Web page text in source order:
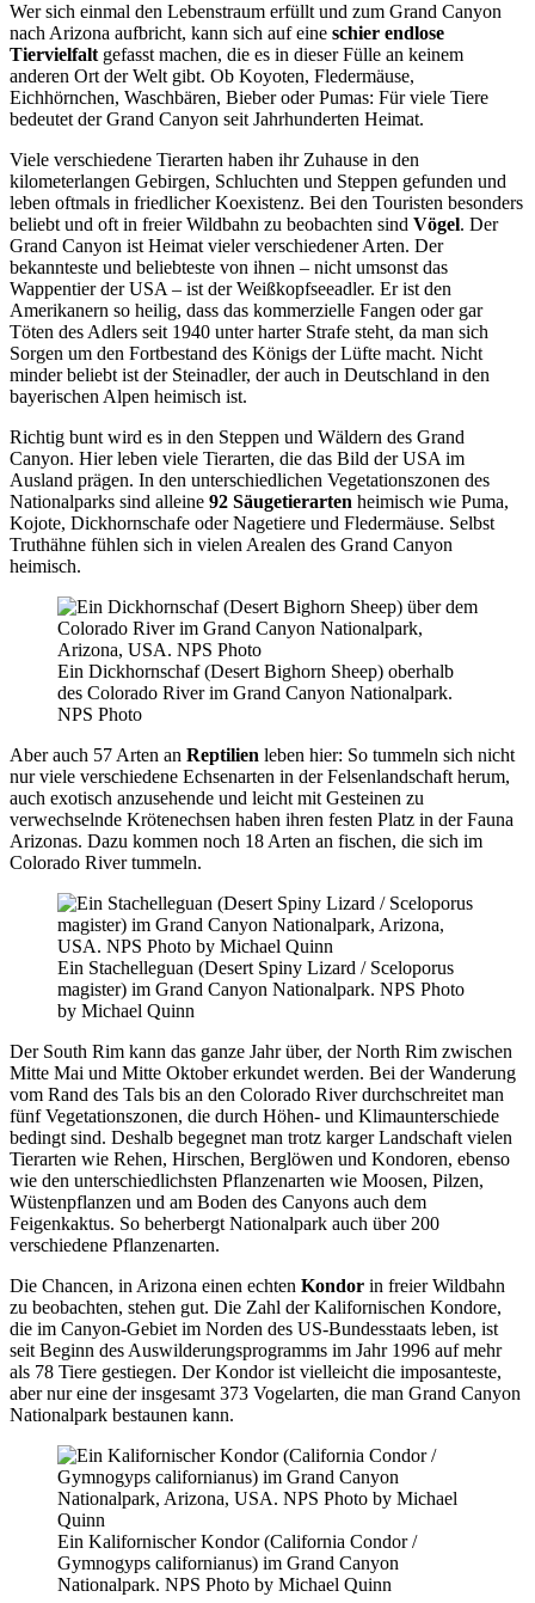
Wer sich einmal den Lebenstraum erfüllt und zum Grand Canyon
nach Arizona aufbricht, kann sich auf eine schier endlose
Tiervielfalt gefasst machen, die es in dieser Fülle an keinem
anderen Ort der Welt gibt. Ob Koyoten, Fledermäuse,
Eichhörnchen, Waschbären, Bieber oder Pumas: Für viele Tiere
bedeutet der Grand Canyon seit Jahrhunderten Heimat.
Viele verschiedene Tierarten haben ihr Zuhause in den
kilometerlangen Gebirgen, Schluchten und Steppen gefunden und
leben oftmals in friedlicher Koexistenz. Bei den Touristen besonders
beliebt und oft in freier Wildbahn zu beobachten sind Vögel. Der
Grand Canyon ist Heimat vieler verschiedener Arten. Der
bekannteste und beliebteste von ihnen – nicht umsonst das
Wappentier der USA – ist der Weißkopfseeadler. Er ist den
Amerikanern so heilig, dass das kommerzielle Fangen oder gar
Töten des Adlers seit 1940 unter harter Strafe steht, da man sich
Sorgen um den Fortbestand des Königs der Lüfte macht. Nicht
minder beliebt ist der Steinadler, der auch in Deutschland in den
bayerischen Alpen heimisch ist.
Richtig bunt wird es in den Steppen und Wäldern des Grand
Canyon. Hier leben viele Tierarten, die das Bild der USA im
Ausland prägen. In den unterschiedlichen Vegetationszonen des
Nationalparks sind alleine 92 Säugetierarten heimisch wie Puma,
Kojote, Dickhornschafe oder Nagetiere und Fledermäuse. Selbst
Truthähne fühlen sich in vielen Arealen des Grand Canyon
heimisch.
Ein Dickhornschaf (Desert Bighorn Sheep) oberhalb
des Colorado River im Grand Canyon Nationalpark.
NPS Photo
Aber auch 57 Arten an Reptilien leben hier: So tummeln sich nicht
nur viele verschiedene Echsenarten in der Felsenlandschaft herum,
auch exotisch anzusehende und leicht mit Gesteinen zu
verwechselnde Krötenechsen haben ihren festen Platz in der Fauna
Arizonas. Dazu kommen noch 18 Arten an fischen, die sich im
Colorado River tummeln.
Ein Stachelleguan (Desert Spiny Lizard / Sceloporus
magister) im Grand Canyon Nationalpark. NPS Photo
by Michael Quinn
Der South Rim kann das ganze Jahr über, der North Rim zwischen
Mitte Mai und Mitte Oktober erkundet werden. Bei der Wanderung
vom Rand des Tals bis an den Colorado River durchschreitet man
fünf Vegetationszonen, die durch Höhen- und Klimaunterschiede
bedingt sind. Deshalb begegnet man trotz karger Landschaft vielen
Tierarten wie Rehen, Hirschen, Berglöwen und Kondoren, ebenso
wie den unterschiedlichsten Pflanzenarten wie Moosen, Pilzen,
Wüstenpflanzen und am Boden des Canyons auch dem
Feigenkaktus. So beherbergt Nationalpark auch über 200
verschiedene Pflanzenarten.
Die Chancen, in Arizona einen echten Kondor in freier Wildbahn
zu beobachten, stehen gut. Die Zahl der Kalifornischen Kondore,
die im Canyon-Gebiet im Norden des US-Bundesstaats leben, ist
seit Beginn des Auswilderungsprogramms im Jahr 1996 auf mehr
als 78 Tiere gestiegen. Der Kondor ist vielleicht die imposanteste,
aber nur eine der insgesamt 373 Vogelarten, die man Grand Canyon
Nationalpark bestaunen kann.
Ein Kalifornischer Kondor (California Condor /
Gymnogyps californianus) im Grand Canyon
Nationalpark. NPS Photo by Michael Quinn